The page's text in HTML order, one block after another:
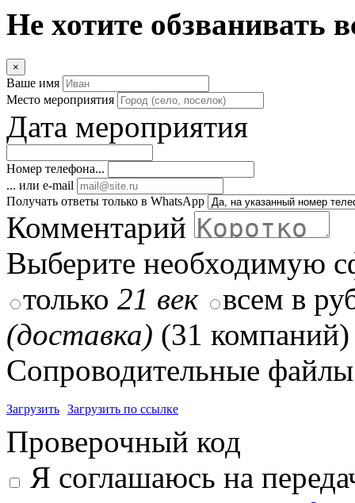
Не хотите обзванивать
×
Ваше имя
Место мероприятия
Дата мероприятия
Номер телефона...
... или e-mail
Получать ответы только в WhatsApp
Комментарий
Выберите необходимую
только 21 век
всем в
(доставка) (31 компаний)
Сопроводительные
Загрузить Загрузить по ссылке
Проверочный код
Я соглашаюсь на